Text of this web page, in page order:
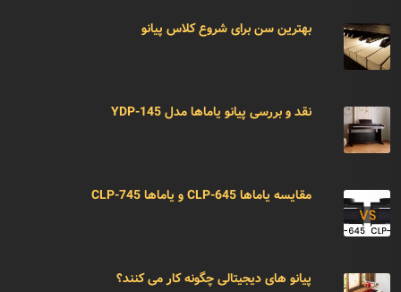
بهترین سن برای شروع کلاس پیانو
نقد و بررسی پیانو یاماها مدل YDP-145
مقایسه یاماها CLP-645 و یاماها CLP-745
پیانو های دیجیتالی چگونه کار می کنند؟